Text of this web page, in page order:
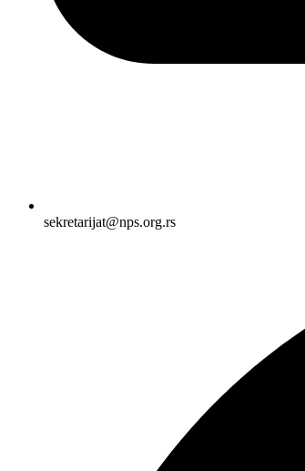
sekretarijat@nps.org.rs